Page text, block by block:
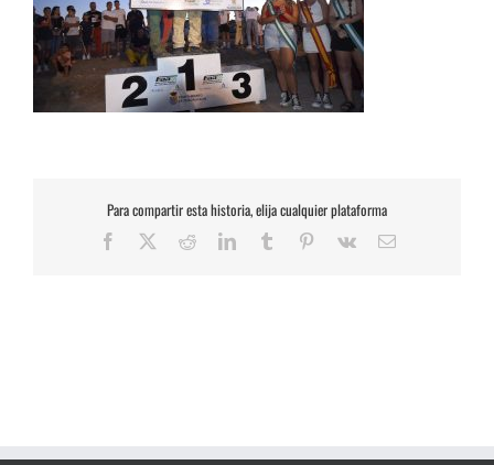
Para compartir esta historia, elija cualquier plataforma
Facebook RedditLinkedInTumblr Pinterest
Vk
Correo